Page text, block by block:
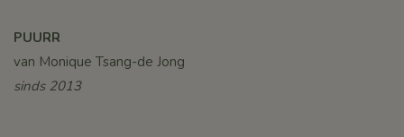
PUURR
van Monique Tsang-de Jong
sinds 2013